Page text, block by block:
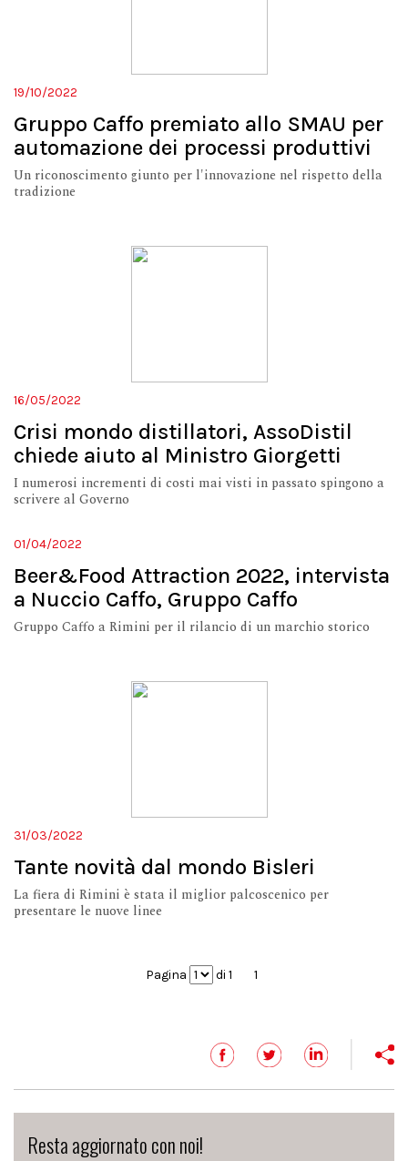
19/10/2022
Gruppo Caffo premiato allo SMAU per
automazione dei processi produttivi
Un riconoscimento giunto per l'innovazione nel rispetto della
tradizione
16/05/2022
Crisi mondo distillatori, AssoDistil
chiede aiuto al Ministro Giorgetti
I numerosi incrementi di costi mai visti in passato spingono a
scrivere al Governo
01/04/2022
Beer&Food Attraction 2022, intervista
a Nuccio Caffo, Gruppo Caffo
Gruppo Caffo a Rimini per il rilancio di un marchio storico
31/03/2022
Tante novità dal mondo Bisleri
La fiera di Rimini è stata il miglior palcoscenico per
presentare le nuove linee
Pagina di 1 1
Resta aggiornato con noi!